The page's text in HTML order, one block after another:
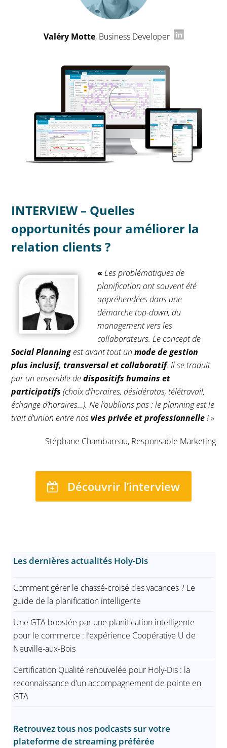
Valéry Motte, Business Developer
INTERVIEW – Quelles
opportunités pour améliorer la
relation clients ?
«Les problématiques de
planification ont souvent été
appréhendées dans une
démarche top-down, du
management vers les
collaborateurs. Le concept de
Social Planningest avant tout un mode de gestion
plus inclusif, transversal et collaboratif. Il se traduit
par un ensemble dedispositifs humains et
participatifs (choix d’horaires, désidératas, télétravail,
échange d’horaires…). Ne l’oublions pas : le planning est le
trait d’union entre nosvies privée et professionnelle!»
Stéphane Chambareau, Responsable Marketing
Découvrir l’interview
Les dernières actualités Holy-Dis
Comment gérer le chassé-croisé des vacances ? Le
guide de la planification intelligente
Une GTA boostée par une planification intelligente
pour le commerce : l’expérience Coopérative U de
Neuville-aux-Bois
Certification Qualité renouvelée pour Holy-Dis : la
reconnaissance d’un accompagnement de pointe en
GTA
Retrouvez tous nos podcasts sur votre
plateforme de streaming préférée